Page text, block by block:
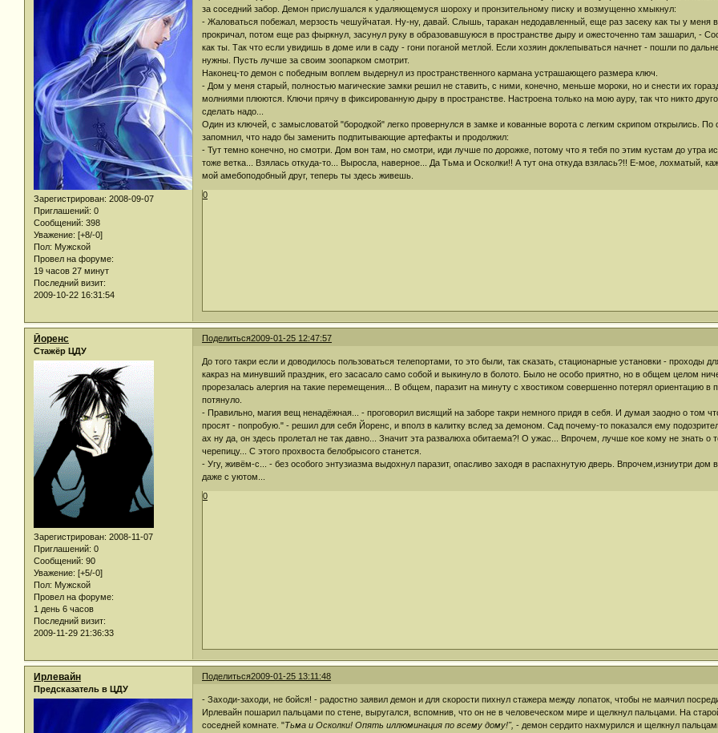
Зарегистрирован: 2008-09-07
Приглашений: 0
Сообщений: 398
Уважение: [+8/-0]
Пол: Мужской
Провел на форуме:
19 часов 27 минут
Последний визит:
2009-10-22 16:31:54
за соседний забор. Демон прислушался к удаляющемуся шороху и пронзительному писку и возмущенно хмыкнул:
- Жаловаться побежал, мерзость чешуйчатая. Ну-ну, давай. Слышь, таракан недодавленный, еще раз засеку как ты у
прокричал, потом еще раз фыркнул, засунул руку в образовавшуюся в пространстве дыру и ожесточенно там зашарил, -
как ты. Так что если увидишь в доме или в саду - гони поганой метлой. Если хозяин доклепываться начнет - пошли по
нужны. Пусть лучше за своим зоопарком смотрит.
Наконец-то демон с победным воплем выдернул из пространственного кармана устрашающего размера ключ.
- Дом у меня старый, полностью магические замки решил не ставить, с ними, конечно, меньше мороки, но и снести их
молниями плюются. Ключи прячу в фиксированную дыру в пространстве. Настроена только на мою ауру, так что никто
сделать надо...
Один из ключей, с замысловатой "бородкой" легко провернулся в замке и кованные ворота с легким скрипом открылись.
запомнил, что надо бы заменить подпитывающие артефакты и продолжил:
- Тут темно конечно, но смотри. Дом вон там, но смотри, иди лучше по дорожке, потому что я тебя по этим кустам до утра
тоже ветка... Взялась откуда-то... Выросла, наверное... Да Тьма и Осколки!! А тут она откуда взялась?!! Е-мое, лохматый,
мой амебоподобный друг, теперь ты здесь живешь.
0
Поделиться2009-01-25 12:47:57
Йоренс
Стажёр ЦДУ
Зарегистрирован: 2008-11-07
Приглашений: 0
Сообщений: 90
Уважение: [+5/-0]
Пол: Мужской
Провел на форуме:
1 день 6 часов
Последний визит:
2009-11-29 21:36:33
До того такри если и доводилось пользоваться телепортами, то это были, так сказать, стационарные установки - проходы
какраз на минувший праздник, его засасало само собой и выкинуло в болото. Было не особо приятно, но в общем целом
прорезалась алергия на такие перемещения... В общем, паразит на минуту с хвостиком совершенно потерял ориентацию в
потянуло.
- Правильно, магия вещ ненадёжная... - проговорил висящий на заборе такри немного придя в себя. И думая заодно о том
просят - попробую." - решил для себя Йоренс, и вполз в калитку вслед за демоном. Сад почему-то показался ему
ах ну да, он здесь пролетал не так давно... Значит эта развалюха обитаема?! О ужас... Впрочем, лучше кое кому не знать
черепицу... С этого прохвоста белобрысого станется.
- Угу, живём-с... - без особого энтузиазма выдохнул паразит, опасливо заходя в распахнутую дверь. Впрочем,изниутри
даже с уютом...
0
Поделиться2009-01-25 13:11:48
Ирлевайн
Предсказатель в ЦДУ
- Заходи-заходи, не бойся! - радостно заявил демон и для скорости пихнул стажера между лопаток, чтобы не маячил
Ирлевайн пошарил пальцами по стене, выругался, вспомнив, что он не в человеческом мире и щелкнул пальцами. На
соседней комнате. "Тьма и Осколки! Опять иллюминация по всему дому!", - демон сердито нахмурился и щелкнул